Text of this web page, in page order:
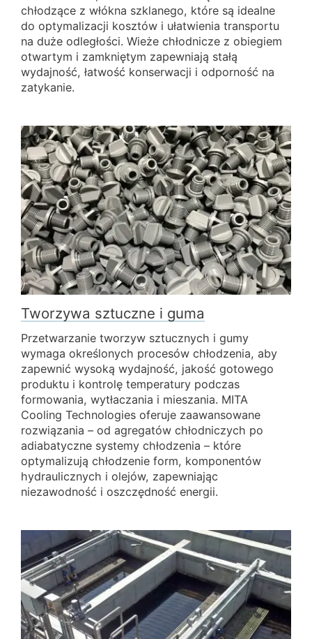
chłodzące z włókna szklanego, które są idealne
do optymalizacji kosztów i ułatwienia transportu
na duże odległości. Wieże chłodnicze z obiegiem
otwartym i zamkniętym zapewniają stałą
wydajność, łatwość konserwacji i odporność na
zatykanie.
Tworzywa sztuczne i guma
Przetwarzanie tworzyw sztucznych i gumy
wymaga określonych procesów chłodzenia, aby
zapewnić wysoką wydajność, jakość gotowego
produktu i kontrolę temperatury podczas
formowania, wytłaczania i mieszania. MITA
Cooling Technologies oferuje zaawansowane
rozwiązania – od agregatów chłodniczych po
adiabatyczne systemy chłodzenia – które
optymalizują chłodzenie form, komponentów
hydraulicznych i olejów, zapewniając
niezawodność i oszczędność energii.